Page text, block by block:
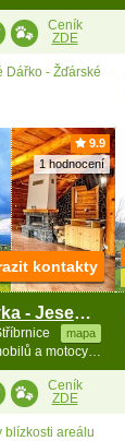
Ceník
ZDE
Dářko - Žďárské
9.9
1 hodnocení
Horský srub - bazén a vířivka - Jeseníky - Kraličák
mapa
103.7 km vzdušně od Muzeum automobilů a motocyklů
kontakty
Ceník
ZDE
blízkosti areálu